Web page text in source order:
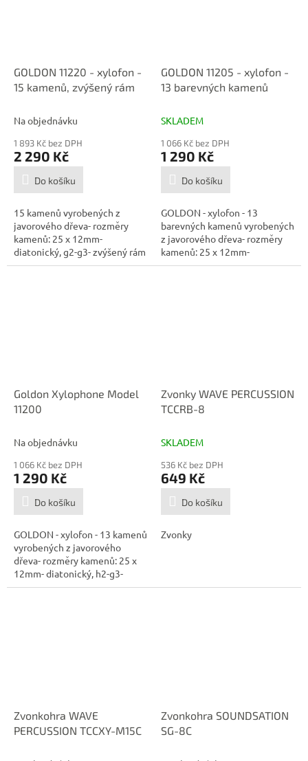
GOLDON 11220 - xylofon -
15 kamenů, zvýšený rám
Na objednávku
1 893 Kč bez DPH
2 290 Kč
Do košíku
15 kamenů vyrobených z
javorového dřeva- rozměry
kamenů: 25 x 12mm-
diatonický, g2-g3- zvýšený rám
vyroben z...
GOLDON 11205 - xylofon -
13 barevných kamenů
SKLADEM
1 066 Kč bez DPH
1 290 Kč
Do košíku
GOLDON - xylofon - 13
barevných kamenů vyrobených
z javorového dřeva- rozměry
kamenů: 25 x 12mm-
diatonický, h2-g3-...
Goldon Xylophone Model
11200
Na objednávku
1 066 Kč bez DPH
1 290 Kč
Do košíku
GOLDON - xylofon - 13 kamenů
vyrobených z javorového
dřeva- rozměry kamenů: 25 x
12mm- diatonický, h2-g3-
rám...
Zvonky WAVE PERCUSSION
TCCRB-8
SKLADEM
536 Kč bez DPH
649 Kč
Do košíku
Zvonky
Zvonkohra WAVE
PERCUSSION TCCXY-M15C
Zvonkohra SOUNDSATION
SG-8C